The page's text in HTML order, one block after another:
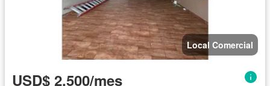
Local Comercial
USD$ 2,500/mes